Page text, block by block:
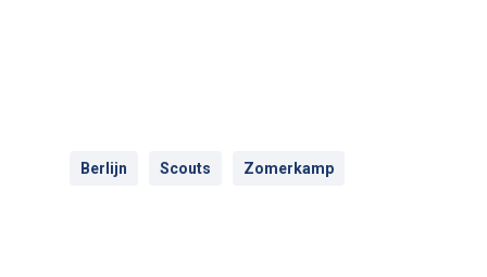
Berlijn Scouts Zomerkamp